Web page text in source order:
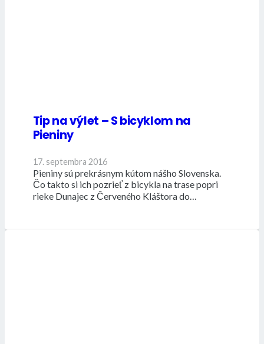
Tip na výlet – S bicyklom na
Pieniny
17. septembra 2016
Pieniny sú prekrásnym kútom nášho Slovenska.
Čo takto si ich pozrieť z bicykla na trase popri
rieke Dunajec z Červeného Kláštora do…